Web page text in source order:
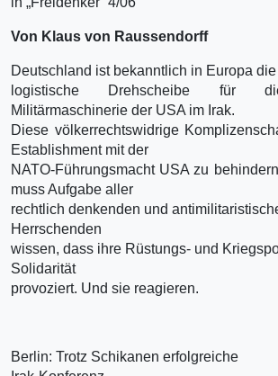
Von Klaus von Raussendorff
Deutschland ist bekanntlich in Europa die
logistische Drehscheibe für
Militärmaschinerie der USA im Irak.
Diese völkerrechtswidrige
Establishment mit der
NATO-Führungsmacht USA zu
muss Aufgabe aller
rechtlich denkenden und
Herrschenden
wissen, dass ihre Rüstungs- und
Solidarität
provoziert. Und sie reagieren.
Berlin: Trotz Schikanen erfolgreiche